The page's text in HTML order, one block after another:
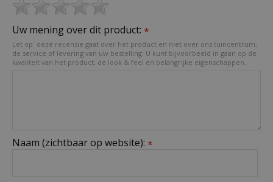
Uw mening over dit product: *
Let op: deze recensie gaat over het product en niet over ons tuincentrum,
de service of levering van uw bestelling. U kunt bijvoorbeeld in gaan op de
kwaliteit van het product, de look & feel en belangrijke eigenschappen.
Naam (zichtbaar op website): *